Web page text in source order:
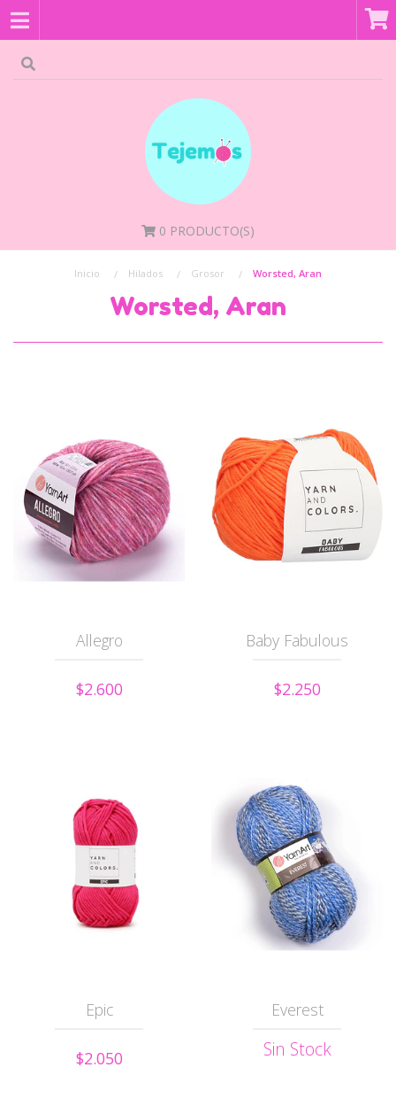
0 PRODUCTO(S)
Inicio Hilados Grosor Worsted, Aran
Worsted, Aran
Allegro
$2.600
Baby Fabulous
$2.250
Epic
$2.050
Everest
Sin Stock